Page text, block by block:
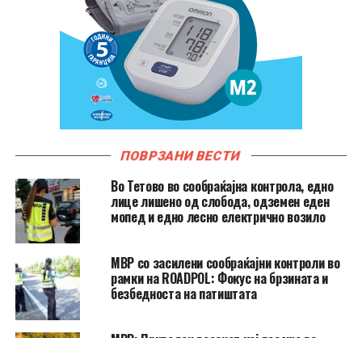
ПОВРЗАНИ ВЕСТИ
Во Тетово во сообраќајна контрола, едно
лице лишено од слобода, одземен еден
мопед и едно лесно електрично возило
МВР со засилени сообраќајни контроли во
рамки на ROADPOL: Фокус на брзината и
безбедноста на патиштата